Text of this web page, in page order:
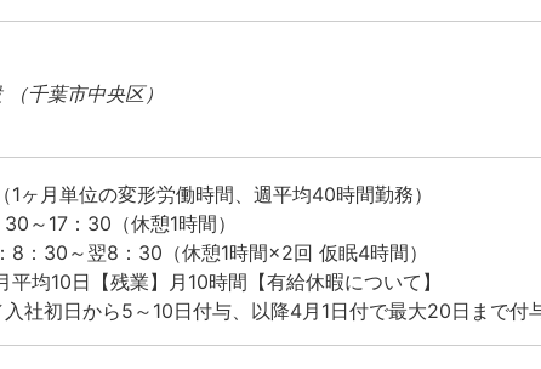
（千葉市中央区）
1ヶ月単位の変形労働時間、週平均40時間勤務）
～17：30（休憩1時間）
8：30～翌8：30（休憩1時間×2回 仮眠4時間）
平均10日【残業】月10時間【有給休暇について】
社初日から5～10日付与、以降4月1日付で最大20日まで付